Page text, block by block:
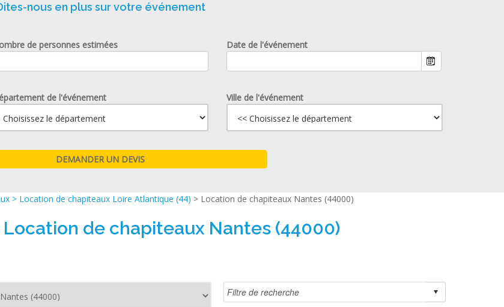
nous en plus sur votre événement
de personnes estimées
Date de l'événement
de l'événement Ville de l'événement
> Location de chapiteaux Loire Atlantique (44) > Location de chapiteaux Nantes (44000)
de chapiteaux Nantes (44000)